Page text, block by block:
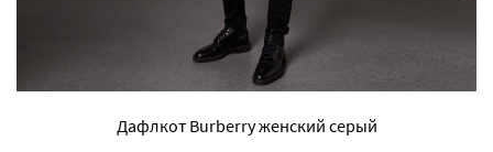
Дафлкот Burberry женский серый